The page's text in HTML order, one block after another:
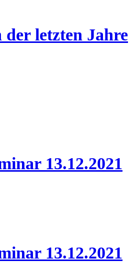
letzten Jahre
13.12.2021
13.12.2021